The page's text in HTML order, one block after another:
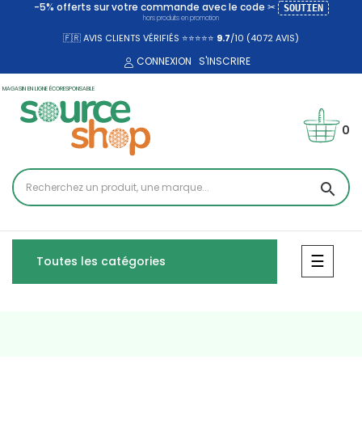
-5% offerts sur votre commande avec le code ✂ SOUTIEN
hors produits en promotion
🇫🇷 AVIS CLIENTS VÉRIFIÉS ⭐⭐⭐⭐⭐ 9.7/10 (4072AVIS)
CONNEXION S'INSCRIRE
MAGASIN EN LIGNE ÉCORESPONSABLE
search
0
Toutes les catégories ☰